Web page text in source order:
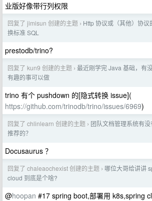
业版好像带行列权限
回复了 jimisun 创建的主题 › Http 协议或（其他）协议
换标准 SQL
prestodb/trino?
回复了 kun9 创建的主题 › 最近刚学完 Java 基础，有
有趣的事可以做
trino 有个 pushdown 的[隐式转换 issue](
https://github.com/trinodb/trino/issues/6969)
回复了 chlinlearn 创建的主题 › 团队文档管理系统有
推荐的？
Docusaurus ？
回复了 chaleaochexist 创建的主题 › 哪位大哥给讲讲
cloud 到底是个啥?
@hoopan #17 spring boot,部署用 k8s,spring